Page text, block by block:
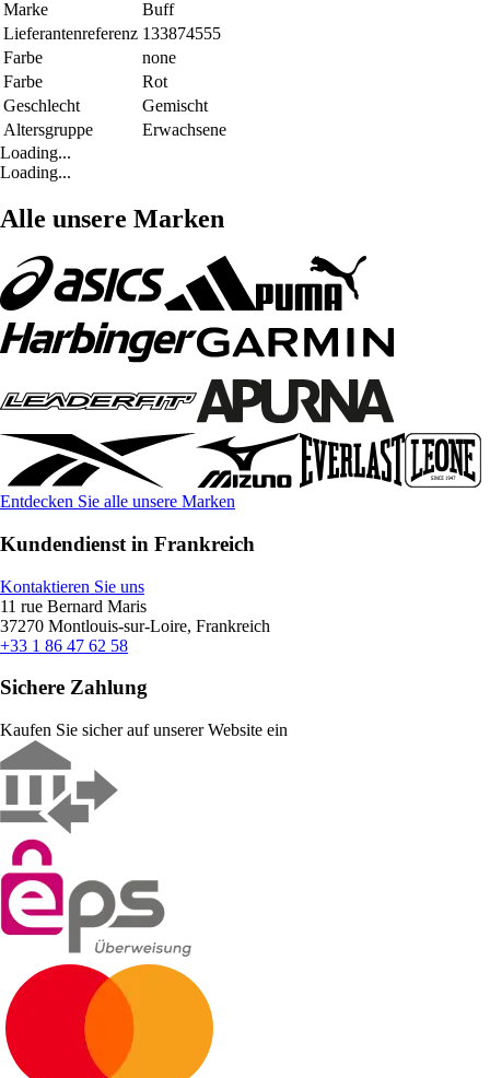
Marke
Buff
Lieferantenreferenz 133874555
Farbe
none
Farbe
Rot
Geschlecht
Gemischt
Altersgruppe
Erwachsene
Loading...
Loading...
Alle unsere Marken
Entdecken Sie alle unsere Marken
Kundendienst in Frankreich
Kontaktieren Sie uns
11 rue Bernard Maris
37270 Montlouis-sur-Loire, Frankreich
+33 1 86 47 62 58
Sichere Zahlung
Kaufen Sie sicher auf unserer Website ein